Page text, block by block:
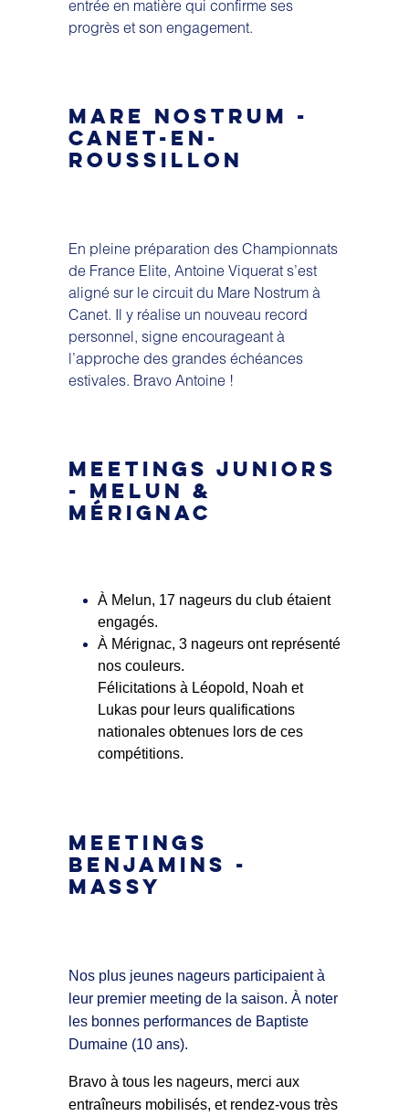
entrée en matière qui confirme ses
progrès et son engagement.
MARE NOSTRUM -
CANET-EN-
ROUSSILLON
En pleine préparation des Championnats
de France Elite, Antoine Viquerat s’est
aligné sur le circuit du Mare Nostrum à
Canet. Il y réalise un nouveau record
personnel, signe encourageant à
l’approche des grandes échéances
estivales. Bravo Antoine !
MEETINGS JUNIORS
- MELUN &
MÉRIGNAC
À Melun, 17 nageurs du club étaient
engagés.
À Mérignac, 3 nageurs ont représenté
nos couleurs.
Félicitations à Léopold, Noah et
Lukas pour leurs qualifications
nationales obtenues lors de ces
compétitions.
MEETINGS
BENJAMINS -
MASSY
Nos plus jeunes nageurs participaient à
leur premier meeting de la saison. À noter
les bonnes performances de Baptiste
Dumaine (10 ans).
Bravo à tous les nageurs, merci aux
entraîneurs mobilisés, et rendez-vous très